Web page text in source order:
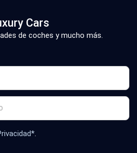
Cars
de coches y mucho más.